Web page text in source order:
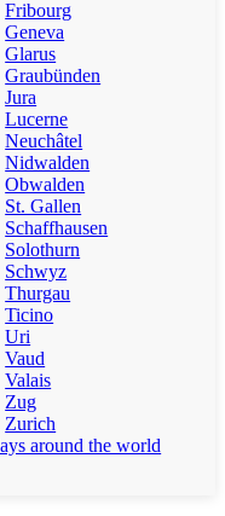
Fribourg
Geneva
Glarus
Graubünden
Jura
Lucerne
Neuchâtel
Nidwalden
Obwalden
St. Gallen
Schaffhausen
Solothurn
Schwyz
Thurgau
Ticino
Uri
Vaud
Valais
Zug
Zurich
around the world